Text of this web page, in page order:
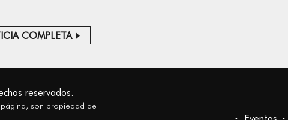
COMPLETA
reservados.
son propiedad de